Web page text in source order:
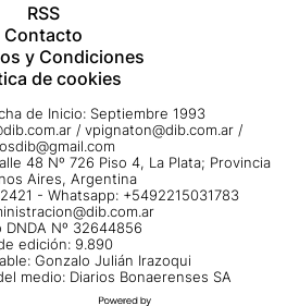
RSS
Contacto
y Condiciones
de cookies
de Inicio: Septiembre 1993
/ vpignaton@dib.com.ar /
48 Nº 726 Piso 4, La Plata; Provincia
Aires, Argentina
- Whatsapp: +5492215031783
DNDA Nº 32644856
edición: 9.890
Gonzalo Julián Irazoqui
medio: Diarios Bonaerenses SA